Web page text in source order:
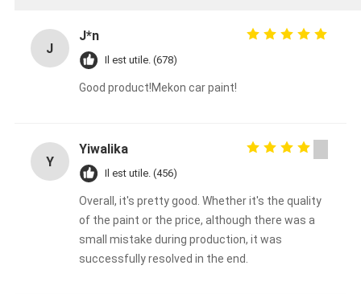
J
J*n
Il est utile. (678)
Good product!Mekon car paint!
Y
Yiwalika
Il est utile. (456)
Overall, it's pretty good. Whether it's the quality
of the paint or the price, although there was a
small mistake during production, it was
successfully resolved in the end.